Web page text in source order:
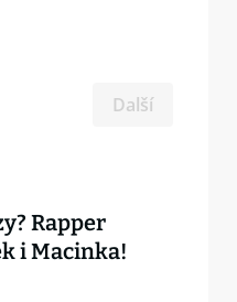
Další
Rapper
i Macinka!